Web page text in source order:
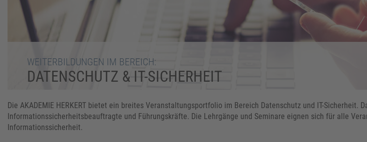
WEITERBILDUNGEN IM BEREICH:
DATENSCHUTZ & IT-SICHERHEIT
Die AKADEMIE HERKERT bietet ein breites Veranstaltungsportfolio im Bereich Datenschutz und IT-
Informationssicherheitsbeauftragte und Führungskräfte. Die Lehrgänge und Seminare eignen sich für alle
Informationssicherheit.